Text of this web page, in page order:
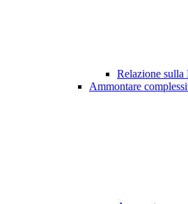
Relazione sulla
Ammontare